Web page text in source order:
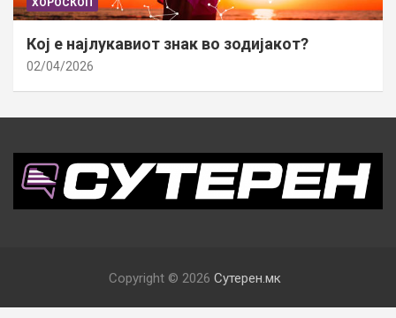
ХОРОСКОП
Кој е најлукавиот знак во зодијакот?
02/04/2026
Copyright © 2026 Сутерен.мк